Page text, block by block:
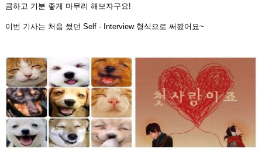
큼하고 기분 좋게 마무리 해보자구요!
이번 기사는 처음 썼던 Self - Interview 형식으로 써봤어요~